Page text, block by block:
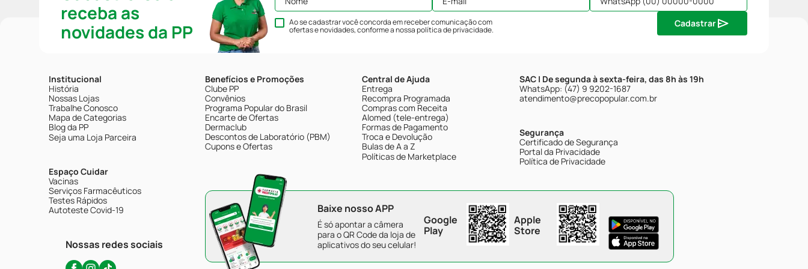
receba as
novidades da PP
Ao se cadastrar você concorda em receber comunicação com
ofertas e novidades, conforme a nossapolítica de privacidade.
Cadastrar
Institucional
História
Nossas Lojas
Trabalhe Conosco
Mapa de Categorias
Blog da PP
Seja uma Loja Parceira
Espaço Cuidar
Vacinas
Serviços Farmacêuticos
Testes Rápidos
Autoteste Covid-19
Nossas redes sociais
Benefícios e Promoções
Clube PP
Convênios
Programa Popular do Brasil
Encarte de Ofertas
Dermaclub
Descontos de Laboratório (PBM)
Cupons e Ofertas
Central de Ajuda
Entrega
Recompra Programada
Compras com Receita
Alomed (tele-entrega)
Formas de Pagamento
Troca e Devolução
Bulas de A a Z
Políticas de Marketplace
SAC | De segunda à sexta-feira, das 8h às 19h
WhatsApp: (47) 9 9202-1687
atendimento@precopopular.com.br
Segurança
Certificado de Segurança
Portal da Privacidade
Política de Privacidade
Baixe nosso APP
É só apontar a câmera
para o QR Code da loja de
aplicativos do seu celular!
Google
Play
Apple
Store